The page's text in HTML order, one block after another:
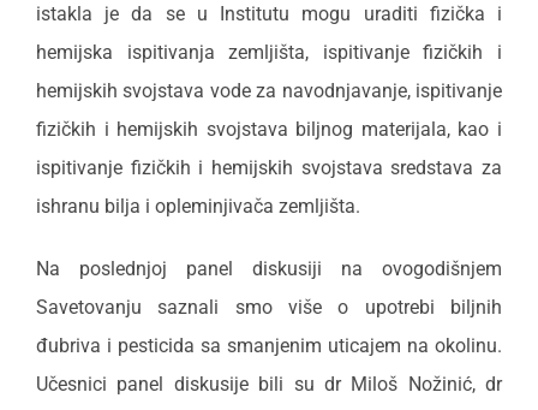
istakla je da se u Institutu mogu uraditi fizička i
hemijska ispitivanja zemljišta, ispitivanje fizičkih i
hemijskih svojstava vode za navodnjavanje, ispitivanje
fizičkih i hemijskih svojstava biljnog materijala, kao i
ispitivanje fizičkih i hemijskih svojstava sredstava za
ishranu bilja i opleminjivača zemljišta.
Na poslednjoj panel diskusiji na ovogodišnjem
Savetovanju saznali smo više o upotrebi biljnih
đubriva i pesticida sa smanjenim uticajem na okolinu.
Učesnici panel diskusije bili su dr Miloš Nožinić, dr